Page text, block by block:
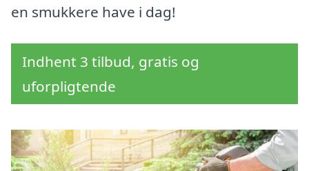
en smukkere have i dag!
Indhent 3 tilbud, gratis og
uforpligtende